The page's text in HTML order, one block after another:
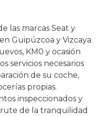
las marcas Seat y
Guipúzcoa y Vizcaya.
KM0 y ocasión
servicios necesarios
de su coche,
propias.
inspeccionados y
de la tranquilidad